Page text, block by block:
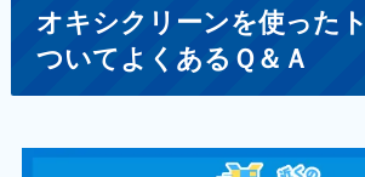
オキシクリーンを使った
ついてよくあるＱ＆Ａ